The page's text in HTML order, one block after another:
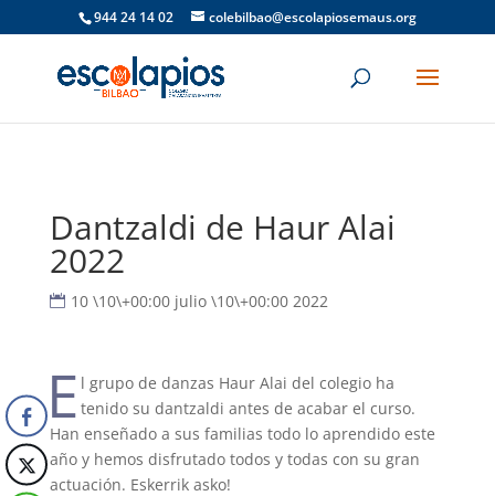
944 24 14 02 colebilbao@escolapiosemaus.org
Dantzaldi de Haur Alai
2022
10 \10\+00:00 julio \10\+00:00 2022
E l grupo de danzas Haur Alai del colegio ha
tenido su dantzaldi antes de acabar el curso.
Han enseñado a sus familias todo lo aprendido este
año y hemos disfrutado todos y todas con su gran
actuación. Eskerrik asko!